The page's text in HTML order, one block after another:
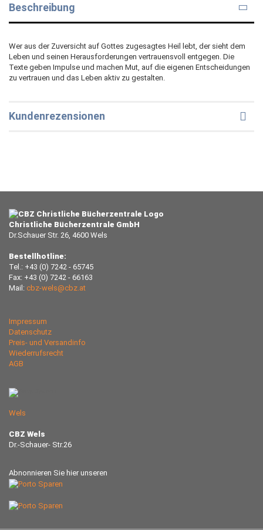
Beschreibung
Wer aus der Zuversicht auf Gottes zugesagtes Heil lebt, der sieht dem
Leben und seinen Herausforderungen vertrauensvoll entgegen. Die
Texte geben Impulse und machen Mut, auf die eigenen Entscheidungen
zu vertrauen und das Leben aktiv zu gestalten.
Kundenrezensionen
Christliche Bücherzentrale GmbH
Dr.Schauer Str. 26, 4600 Wels
Bestellhotline:
Tel.: +43 (0) 7242 - 65745
Fax: +43 (0) 7242 - 66163
Mail: cbz-wels@cbz.at
Impressum
Datenschutz
Preis- und Versandinfo
Wiederrufsrecht
AGB
Wels
CBZ Wels
Dr.-Schauer- Str.26
Abnonnieren Sie hier unseren